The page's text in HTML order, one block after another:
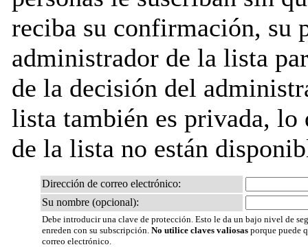
reciba su confirmación, su
administrador de la lista
de la decisión del
lista también es privada,
de la lista no están
Dirección de correo electrónico:
Su nombre (opcional):
Debe introducir una clave de protección. Esto le da un bajo nivel de
enreden con su subscripción. No utilice claves valiosas porque puede
correo electrónico.